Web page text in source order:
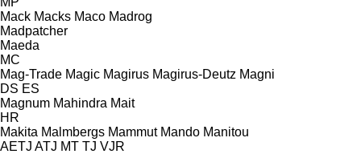
Mack Macks Maco Madrog
Madpatcher
Maeda
MC
Mag-Trade Magic Magirus Magirus-Deutz Magni
DS ES
Magnum Mahindra Mait
HR
Makita Malmbergs Mammut Mando Manitou
AETJ ATJ MT TJ VJR